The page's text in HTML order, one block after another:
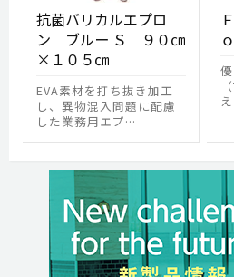
抗菌バリカルエプロ
ン ブルー Ｓ ９０㎝
×１０５㎝
EVA素材を打ち抜き加工
し、異物混入問題に配慮
した業務用エプ…